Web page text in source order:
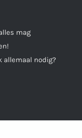
mag
allemaal nodig?